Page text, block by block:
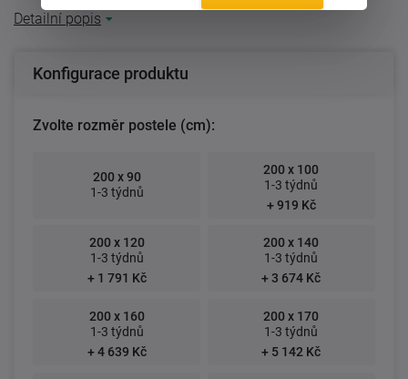
Detailní popis
Konfigurace produktu
Zvolte rozměr postele (cm):
200 x 90
1-3 týdnů
200 x 100
1-3 týdnů
+ 919 Kč
200 x 120
1-3 týdnů
+ 1 791 Kč
200 x 140
1-3 týdnů
+ 3 674 Kč
200 x 160
1-3 týdnů
+ 4 639 Kč
200 x 170
1-3 týdnů
+ 5 142 Kč